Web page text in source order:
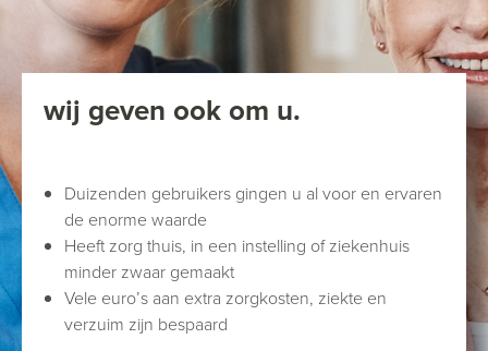
wij geven ook om u.
Duizenden gebruikers gingen u al voor en ervaren
de enorme waarde
Heeft zorg thuis, in een instelling of ziekenhuis
minder zwaar gemaakt
Vele euro’s aan extra zorgkosten, ziekte en
verzuim zijn bespaard